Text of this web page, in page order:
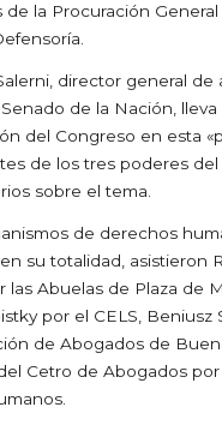
de la Procuración General
director general de
de la Nación, lleva
del Congreso en esta
de los tres poderes del
sobre el tema.
de derechos
su totalidad, asistieron
las Abuelas de Plaza de
por el CELS, Beniusz
de Abogados de
Cetro de Abogados